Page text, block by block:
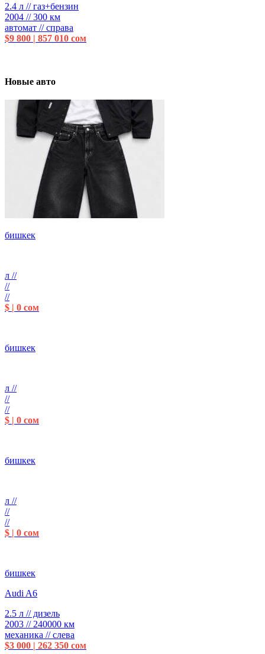
2.4 л // газ+бензин
2004 // 300 км
автомат // справа
$9 800 | 857 010 сом
Новые авто
бишкек
л //
//
//
$ | 0 сом
бишкек
л //
//
//
$ | 0 сом
бишкек
л //
//
//
$ | 0 сом
бишкек
Audi A6
2.5 л // дизель
2003 // 240000 км
механика // слева
$3 000 | 262 350 сом